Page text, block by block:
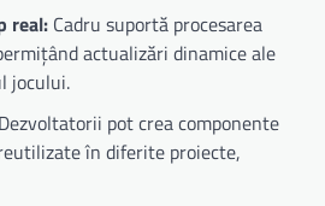
real: Cadru suportă procesarea
actualizări dinamice ale
jocului.
Dezvoltatorii pot crea componente
în diferite proiecte,